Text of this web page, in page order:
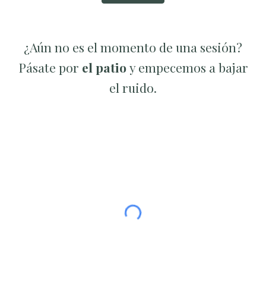
¿Aún no es el momento de una sesión?
Pásate por el patioy empecemos a bajar
el ruido.